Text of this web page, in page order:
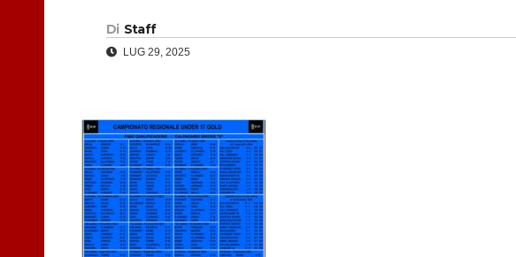
Di Staff
LUG 29, 2025